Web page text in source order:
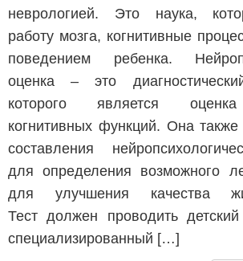
неврологией. Это наука,
работу мозга, когнитивные
поведением ребенка.
оценка – это
которого является оценка
когнитивных функций. Она
составления
для определения возможного
для улучшения качества
Тест должен проводить детский
специализированный […]